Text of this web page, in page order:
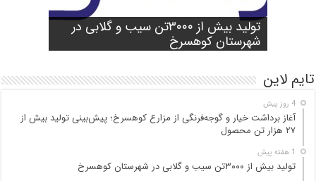
آغاز برداشت خیار و گوجه‌فرنگی از مزارع
کوهسرخ؛ پیش‌بینی تولید بیش از ۲۷ هزار
تن محصول
تولید بیش از ۳۰۰۰تن سیب و گلابی در
شهرستان کوهسرخ
واژگونی مرگبار مینی‌بوس زائران گنابادی
در محور کاشمر ـ کوهسرخ؛ ۵ جان‌باخته و
۲۵ مصدوم
بازدید میدانی مسئولان از محور کاشمر ـ
کوهسرخ و بررسی نقاط حادثه‌خیز
شورای آموزش و پرورش شهرستان
کوهسرخ برگزار شد؛ تأکید بر آمادگی
مدارس برای سال تحصیلی جدید
تایم لاین
4 روز پیش
آغاز برداشت خیار و گوجه‌فرنگی از مزارع کوهسرخ؛ پیش‌بینی تولید بیش از
۲۷ هزار تن محصول
1 هفته پیش
تولید بیش از ۳۰۰۰تن سیب و گلابی در شهرستان کوهسرخ